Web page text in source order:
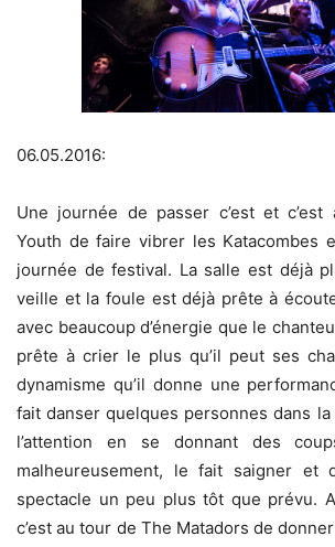
06.05.2016:
Une journée de passer c’est et
Youth de faire vibrer les Katacombes
journée de festival. La salle est déjà
veille et la foule est déjà prête à
avec beaucoup d’énergie que le
prête à crier le plus qu’il peut ses
dynamisme qu’il donne une
fait danser quelques personnes dans
l’attention en se donnant des
malheureusement, le fait saigner et
spectacle un peu plus tôt que prévu.
c’est au tour de The Matadors de